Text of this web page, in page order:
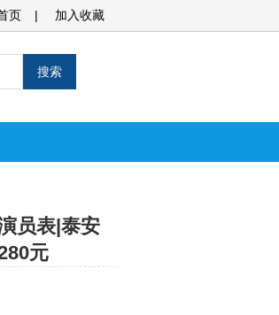
页 | 加入收藏
员表|泰安
元